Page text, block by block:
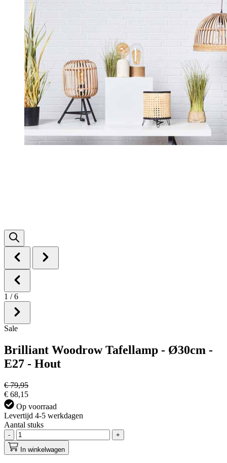
1 / 6
Sale
Brilliant Woodrow Tafellamp - Ø30cm -
E27 - Hout
€ 79,95
€ 68,15
Op voorraad
Levertijd 4-5 werkdagen
Aantal stuks
-
+
In winkelwagen